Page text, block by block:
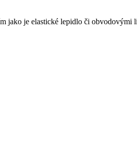
je elastické lepidlo či obvodovými